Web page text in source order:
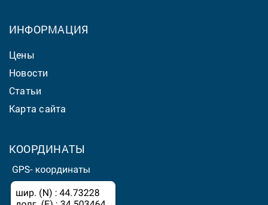
ИНФОРМАЦИЯ
Цены
Новости
Статьи
Карта сайта
КООРДИНАТЫ